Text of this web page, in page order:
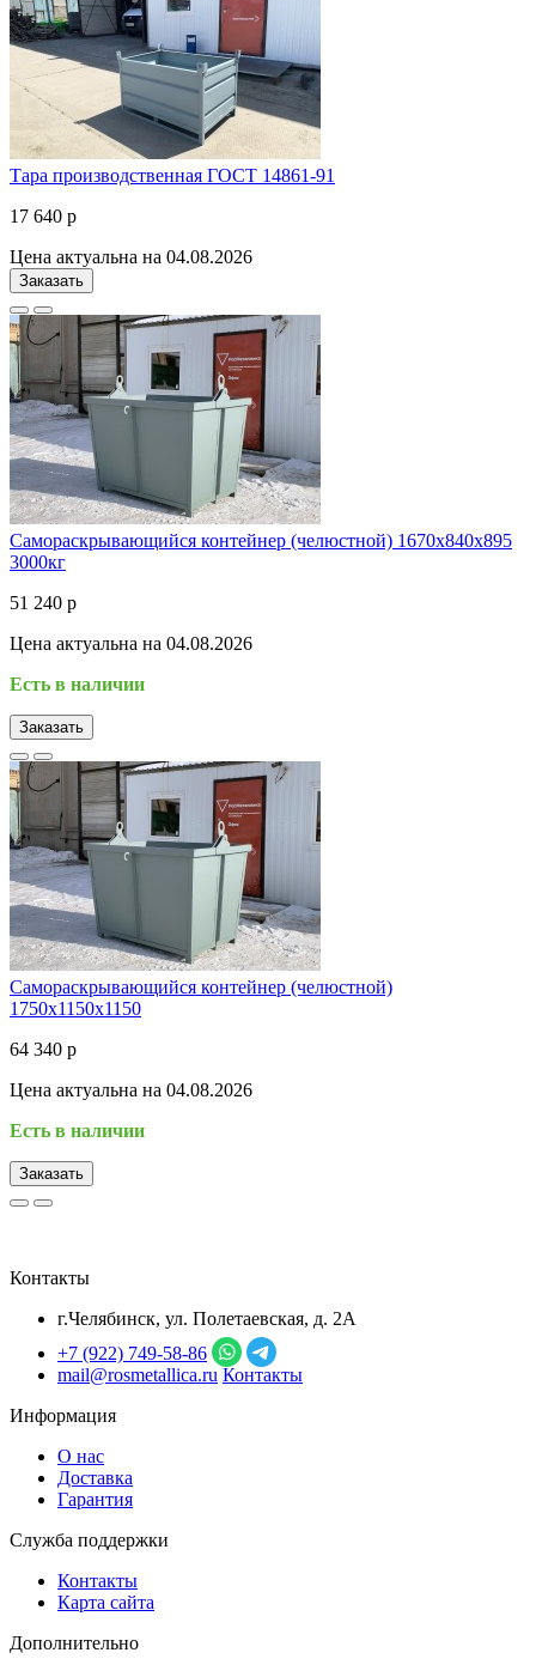
Тара производственная ГОСТ 14861-91
17 640 р
Цена актуальна на 04.08.2026
Заказать
Самораскрывающийся контейнер (челюстной) 1670х840х895
3000кг
51 240 р
Цена актуальна на 04.08.2026
Есть в наличии
Заказать
Самораскрывающийся контейнер (челюстной)
1750х1150х1150
64 340 р
Цена актуальна на 04.08.2026
Есть в наличии
Заказать
Контакты
г.Челябинск, ул. Полетаевская, д. 2А
+7 (922) 749‑58‑86
mail@rosmetallica.ru Контакты
Информация
О нас
Доставка
Гарантия
Служба поддержки
Контакты
Карта сайта
Дополнительно